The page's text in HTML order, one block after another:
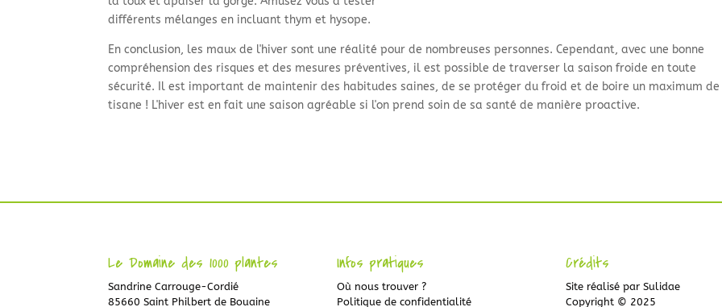
différents mélanges en incluant thym et hysope.
En conclusion, les maux de l'hiver sont une réalité pour de nombreuses personnes. Cependant, avec une bonne
compréhension des risques et des mesures préventives, il est possible de traverser la saison froide en toute
sécurité. Il est important de maintenir des habitudes saines, de se protéger du froid et de boire un maximum de
tisane ! L'hiver est en fait une saison agréable si l'on prend soin de sa santé de manière proactive.
Le Domaine des 1000 plantes
Sandrine Carrouge-Cordié
85660 Saint Philbert de Bouaine
Infos pratiques
Où nous trouver ?
Politique de confidentialité
Crédits
Site réalisé par Sulidae
Copyright © 2025